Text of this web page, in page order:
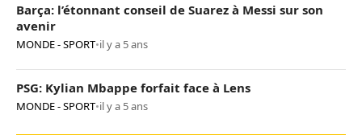
Barça: l’étonnant conseil de Suarez à Messi sur son
avenir
MONDE - SPORT•il y a 5 ans
PSG: Kylian Mbappe forfait face à Lens
MONDE - SPORT•il y a 5 ans